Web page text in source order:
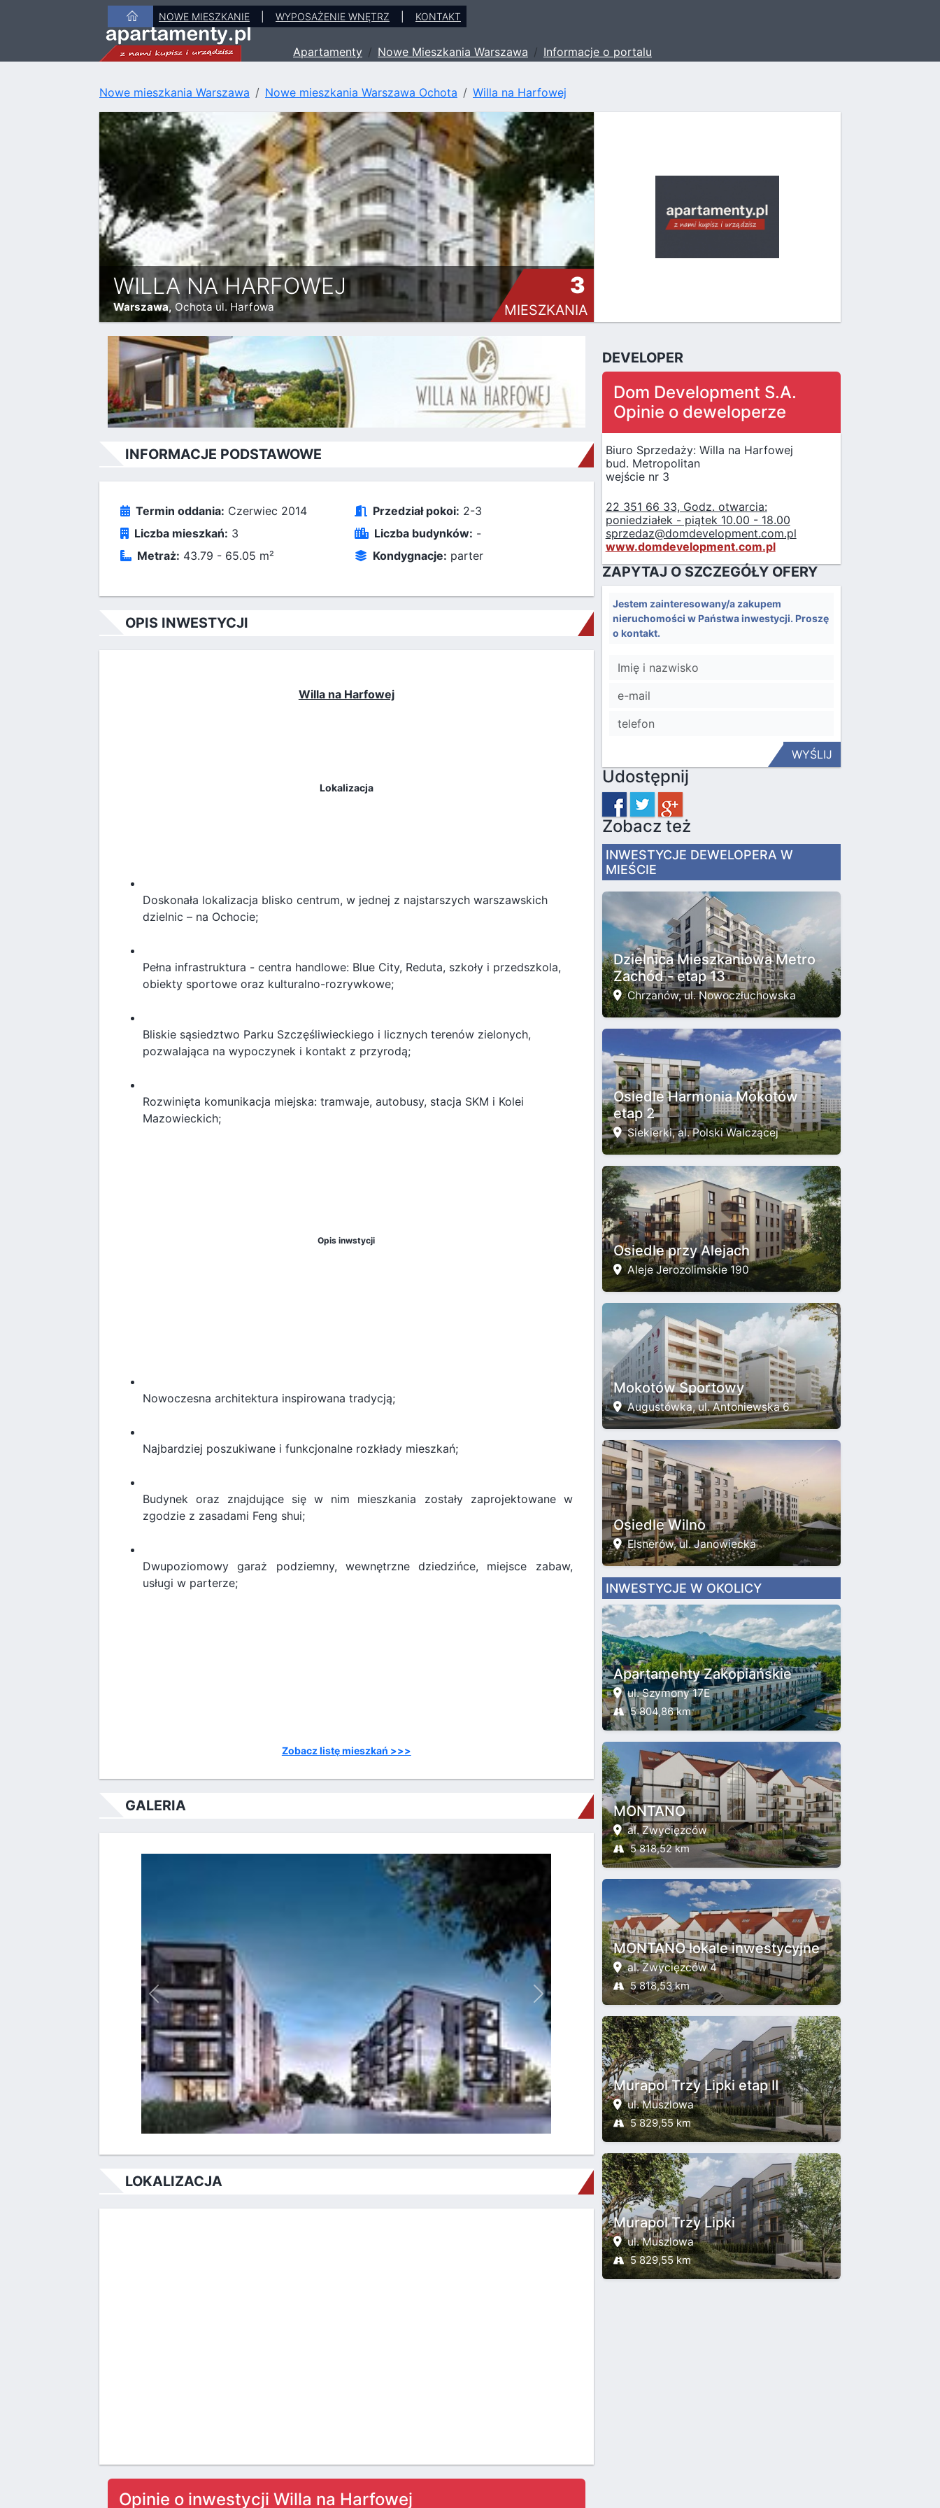
NOWE MIESZKANIE WYPOSAŻENIE WNĘTRZ KONTAKT
Apartamenty Nowe Mieszkania Warszawa Informacje o portalu
Nowe mieszkania Warszawa Nowe mieszkania Warszawa Ochota Willa na Harfowej
WILLA NA HARFOWEJ
Warszawa,Ochota ul. Harfowa
3
MIESZKANIA
INFORMACJE PODSTAWOWE
Termin oddania: Czerwiec 2014
Liczba mieszkań: 3
Metraż: 43.79 - 65.05 m²
Przedział pokoi: 2-3
Liczba budynków: -
Kondygnacje: parter
OPIS INWESTYCJI
Willa na Harfowej
Lokalizacja
Doskonała lokalizacja blisko centrum, w jednej z najstarszych warszawskich
dzielnic – na Ochocie;
Pełna infrastruktura - centra handlowe: Blue City, Reduta, szkoły i przedszkola,
obiekty sportowe oraz kulturalno-rozrywkowe;
Bliskie sąsiedztwo Parku Szczęśliwieckiego i licznych terenów zielonych,
pozwalająca na wypoczynek i kontakt z przyrodą;
Rozwinięta komunikacja miejska: tramwaje, autobusy, stacja SKM i Kolei
Mazowieckich;
Opis inwstycji
Nowoczesna architektura inspirowana tradycją;
Najbardziej poszukiwane i funkcjonalne rozkłady mieszkań;
Budynek oraz znajdujące się w nim mieszkania zostały zaprojektowane w
zgodzie z zasadami Feng shui;
Dwupoziomowy garaż podziemny, wewnętrzne dziedzińce, miejsce zabaw,
usługi w parterze;
Zobacz listę mieszkań >>>
GALERIA
Poprzednie Następne
LOKALIZACJA
Opinie o inwestycji Willa na Harfowej
DEVELOPER
Dom Development S.A.
Opinie o deweloperze
Biuro Sprzedaży: Willa na Harfowej
bud. Metropolitan
wejście nr 3
22 351 66 33, Godz. otwarcia:
poniedziałek - piątek 10.00 - 18.00
sprzedaz@domdevelopment.com.pl
www.domdevelopment.com.pl
ZAPYTAJ O SZCZEGÓŁY OFERY
Jestem zainteresowany/a zakupem
nieruchomości w Państwa inwestycji. Proszę
o kontakt.
WYŚLIJ
Udostępnij
Zobacz też
INWESTYCJE DEWELOPERA W
MIEŚCIE
Dzielnica Mieszkaniowa Metro
Zachód - etap 13
Chrzanów, ul. Nowoczłuchowska
Osiedle Harmonia Mokotów
etap 2
Siekierki, al. Polski Walczącej
Osiedle przy Alejach
Aleje Jerozolimskie 190
Mokotów Sportowy
Augustówka, ul. Antoniewska 6
Osiedle Wilno
Elsnerów, ul. Janowiecka
INWESTYCJE W OKOLICY
Apartamenty Zakopiańskie
ul. Szymony 17E
5 804,86 km
MONTANO
al. Zwycięzców
5 818,52 km
MONTANO lokale inwestycyjne
al. Zwycięzców 4
5 818,53 km
Murapol Trzy Lipki etap II
ul. Muszlowa
5 829,55 km
Murapol Trzy Lipki
ul. Muszlowa
5 829,55 km